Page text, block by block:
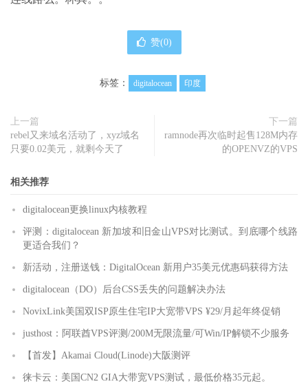
赞(0)
标签： digitalocean 印度
上一篇
rebel又来域名活动了，xyz域名
只要0.02美元，就剩今天了
下一篇
ramnode再次临时起售128M内存
的OPENVZ的VPS
相关推荐
digitalocean更换linux内核教程
评测：digitalocean 新加坡和旧金山VPS对比测试。到底哪个线路
更适合我们？
新活动，注册送钱：DigitalOcean 新用户35美元优惠码获得方法
digitalocean（DO）后台CSS丢失的问题解决办法
NovixLink美国双ISP原生住宅IP大宽带VPS ¥29/月起年终促销
justhost：阿联酋VPS评测/200M无限流量/可Win/IP解锁不少服务
【首发】Akamai Cloud(Linode)大阪测评
徕卡云：美国CN2 GIA大带宽VPS测试，最低价格35元起。